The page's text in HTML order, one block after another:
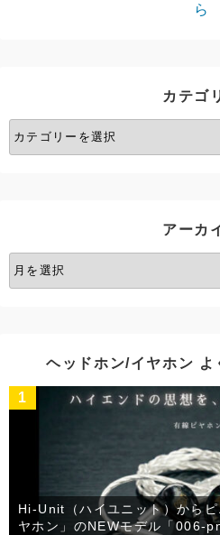
ら
カテゴ
カ
テ
アーカ
ア
ー
ヘッドホン/イヤホン よ
1
Hi-Unit（ハイユニット）から
ヤホン」のNEWモデル「006-